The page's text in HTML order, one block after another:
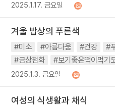
2025.1.17. 금요일
겨울 밥상의 푸른색
#미소 #아름다움 #건강 #
#금상첨화
#보기좋은떡이먹기
2025.1.3. 금요일
여성의 식생활과 채식